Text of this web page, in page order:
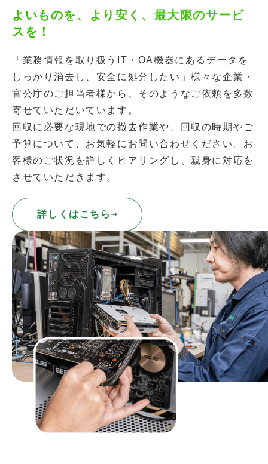
よいものを、より安く、 最大限のサービ
スを！
「業務情報を取り扱うIT・OA機器にあるデータを
しっかり消去し、安全に処分したい」様々な企業・
官公庁のご担当者様から、そのようなご依頼を多数
寄せていただいています。
回収に必要な現地での撤去作業や、回収の時期やご
予算について、お気軽にお問い合わせください。お
客様のご状況を詳しくヒアリングし、親身に対応を
させていただきます。
詳しくはこちら